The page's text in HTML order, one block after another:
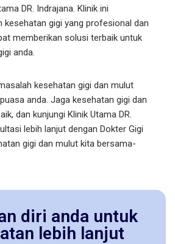
DR. Indrajana. Klinik ini
kesehatan gigi yang profesional dan
memberikan solusi terbaik untuk
anda.
kesehatan gigi dan mulut
anda. Jaga kesehatan gigi dan
dan kunjungi Klinik Utama DR.
lebih lanjut dengan Dokter Gigi
gigi dan mulut kita bersama-
diri anda untuk
lebih lanjut